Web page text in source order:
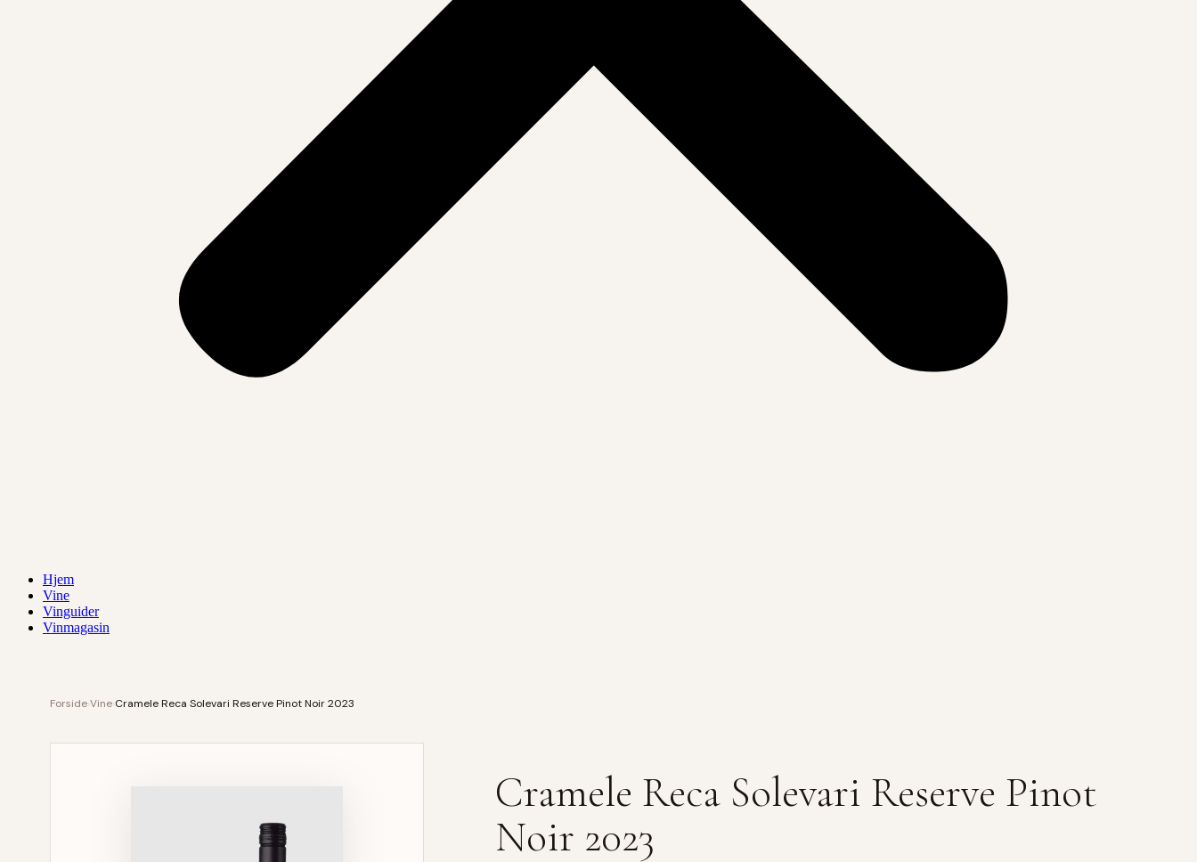
Hjem
Vine
Vinguider
Vinmagasin
ForsideVine Cramele Reca Solevari Reserve Pinot Noir 2023
Cramele Reca Solevari Reserve Pinot
Noir 2023